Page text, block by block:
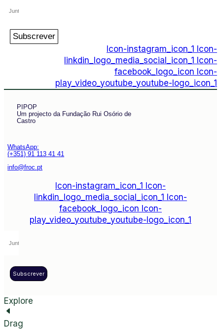
Subscrever
Icon-instagram_icon_1
Icon-
linkdin_logo_media_social_icon_1
Icon-
facebook_logo_icon Icon-
play_video_youtube_youtube-logo_icon_1
PIPOP
Um projecto da Fundação Rui Osório de
Castro
WhatsApp:
(+351) 91 113 41 41
info@froc.pt
Icon-instagram_icon_1
Icon-
linkdin_logo_media_social_icon_1
Icon-
facebook_logo_icon Icon-
play_video_youtube_youtube-logo_icon_1
Subscrever
Explore
Drag